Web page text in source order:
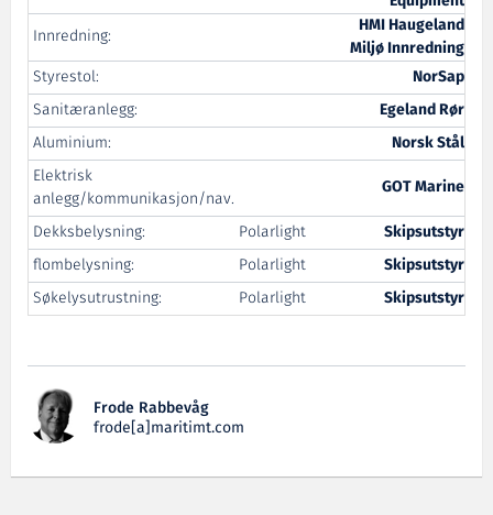
Innredning:
HMI Haugeland
Miljø Innredning
Styrestol:
NorSap
Sanitæranlegg:
Egeland Rør
Aluminium:
Norsk Stål
Elektrisk
anlegg/kommunikasjon/nav.
GOT Marine
Dekksbelysning:
Polarlight
Skipsutstyr
flombelysning:
Polarlight
Skipsutstyr
Søkelysutrustning:
Polarlight Skipsutstyr
Frode Rabbevåg
frode[a]maritimt.com